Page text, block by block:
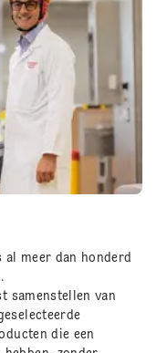
meer dan honderd
samenstellen van
die een